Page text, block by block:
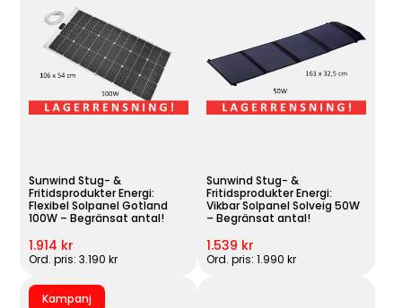
Sunwind Stug- &
Fritidsprodukter Energi:
Flexibel Solpanel Gotland
100W – Begränsat antal!
1.914 kr
Ord. pris: 3.190 kr
Sunwind Stug- &
Fritidsprodukter Energi:
Vikbar Solpanel Solveig 50W
– Begränsat antal!
1.539 kr
Ord. pris: 1.990 kr
Kampanj